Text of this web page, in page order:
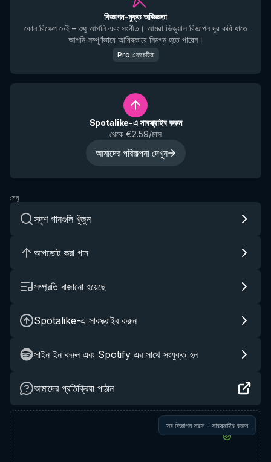
বিজ্ঞাপন-মুক্ত অভিজ্ঞতা
কোন বিক্ষেপ নেই – শুধু আপনি এবং সংগীত। আমরা ভিজুয়াল বিজ্ঞাপন দূর করি যাতে
আপনি সম্পূর্ণভাবে আবিষ্কারে নিমগ্ন হতে পারেন।
Pro একচেটিয়া
Spotalike-এ সাবস্ক্রাইব করুন
থেকে €2.59/মাস
আমাদের পরিকল্পনা দেখুন
মেনু
সদৃশ গানগুলি খুঁজুন
আপভোট করা গান
সম্প্রতি বাজানো হয়েছে
Spotalike-এ সাবস্ক্রাইব করুন
সাইন ইন করুন এবং Spotify এর সাথে সংযুক্ত হন
আমাদের প্রতিক্রিয়া পাঠান
সব বিজ্ঞাপন সরান - সাবস্ক্রাইব করুন